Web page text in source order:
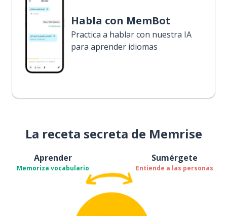
Habla con MemBot
Practica a hablar con nuestra IA
para aprender idiomas
La receta secreta de Memrise
Aprender
Memoriza vocabulario
Sumérgete
Entiende a las personas